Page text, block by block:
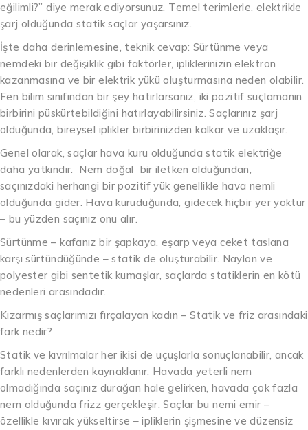
eğilimli?” diye merak ediyorsunuz. Temel terimlerle, elektrikle
şarj olduğunda statik saçlar yaşarsınız.
İşte daha derinlemesine, teknik cevap: Sürtünme veya
nemdeki bir değişiklik gibi faktörler, ipliklerinizin elektron
kazanmasına ve bir elektrik yükü oluşturmasına neden olabilir.
Fen bilim sınıfından bir şey hatırlarsanız, iki pozitif suçlamanın
birbirini püskürtebildiğini hatırlayabilirsiniz. Saçlarınız şarj
olduğunda, bireysel iplikler birbirinizden kalkar ve uzaklaşır.
Genel olarak, saçlar hava kuru olduğunda statik elektriğe
daha yatkındır. Nem doğal bir iletken olduğundan,
saçınızdaki herhangi bir pozitif yük genellikle hava nemli
olduğunda gider. Hava kuruduğunda, gidecek hiçbir yer yoktur
– bu yüzden saçınız onu alır.
Sürtünme – kafanız bir şapkaya, eşarp veya ceket taslana
karşı sürtündüğünde – statik de oluşturabilir. Naylon ve
polyester gibi sentetik kumaşlar, saçlarda statiklerin en kötü
nedenleri arasındadır.
Kızarmış saçlarımızı fırçalayan kadın – Statik ve friz arasındaki
fark nedir?
Statik ve kıvrılmalar her ikisi de uçuşlarla sonuçlanabilir, ancak
farklı nedenlerden kaynaklanır. Havada yeterli nem
olmadığında saçınız durağan hale gelirken, havada çok fazla
nem olduğunda frizz gerçekleşir. Saçlar bu nemi emir –
özellikle kıvırcık yükseltirse – ipliklerin şişmesine ve düzensiz